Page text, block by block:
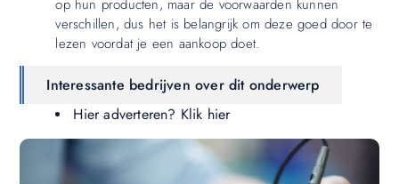
op hun producten, maar de voorwaarden kunnen
verschillen, dus het is belangrijk om deze goed door te
lezen voordat je een aankoop doet.
Interessante bedrijven over dit onderwerp
Hier adverteren? Klik hier